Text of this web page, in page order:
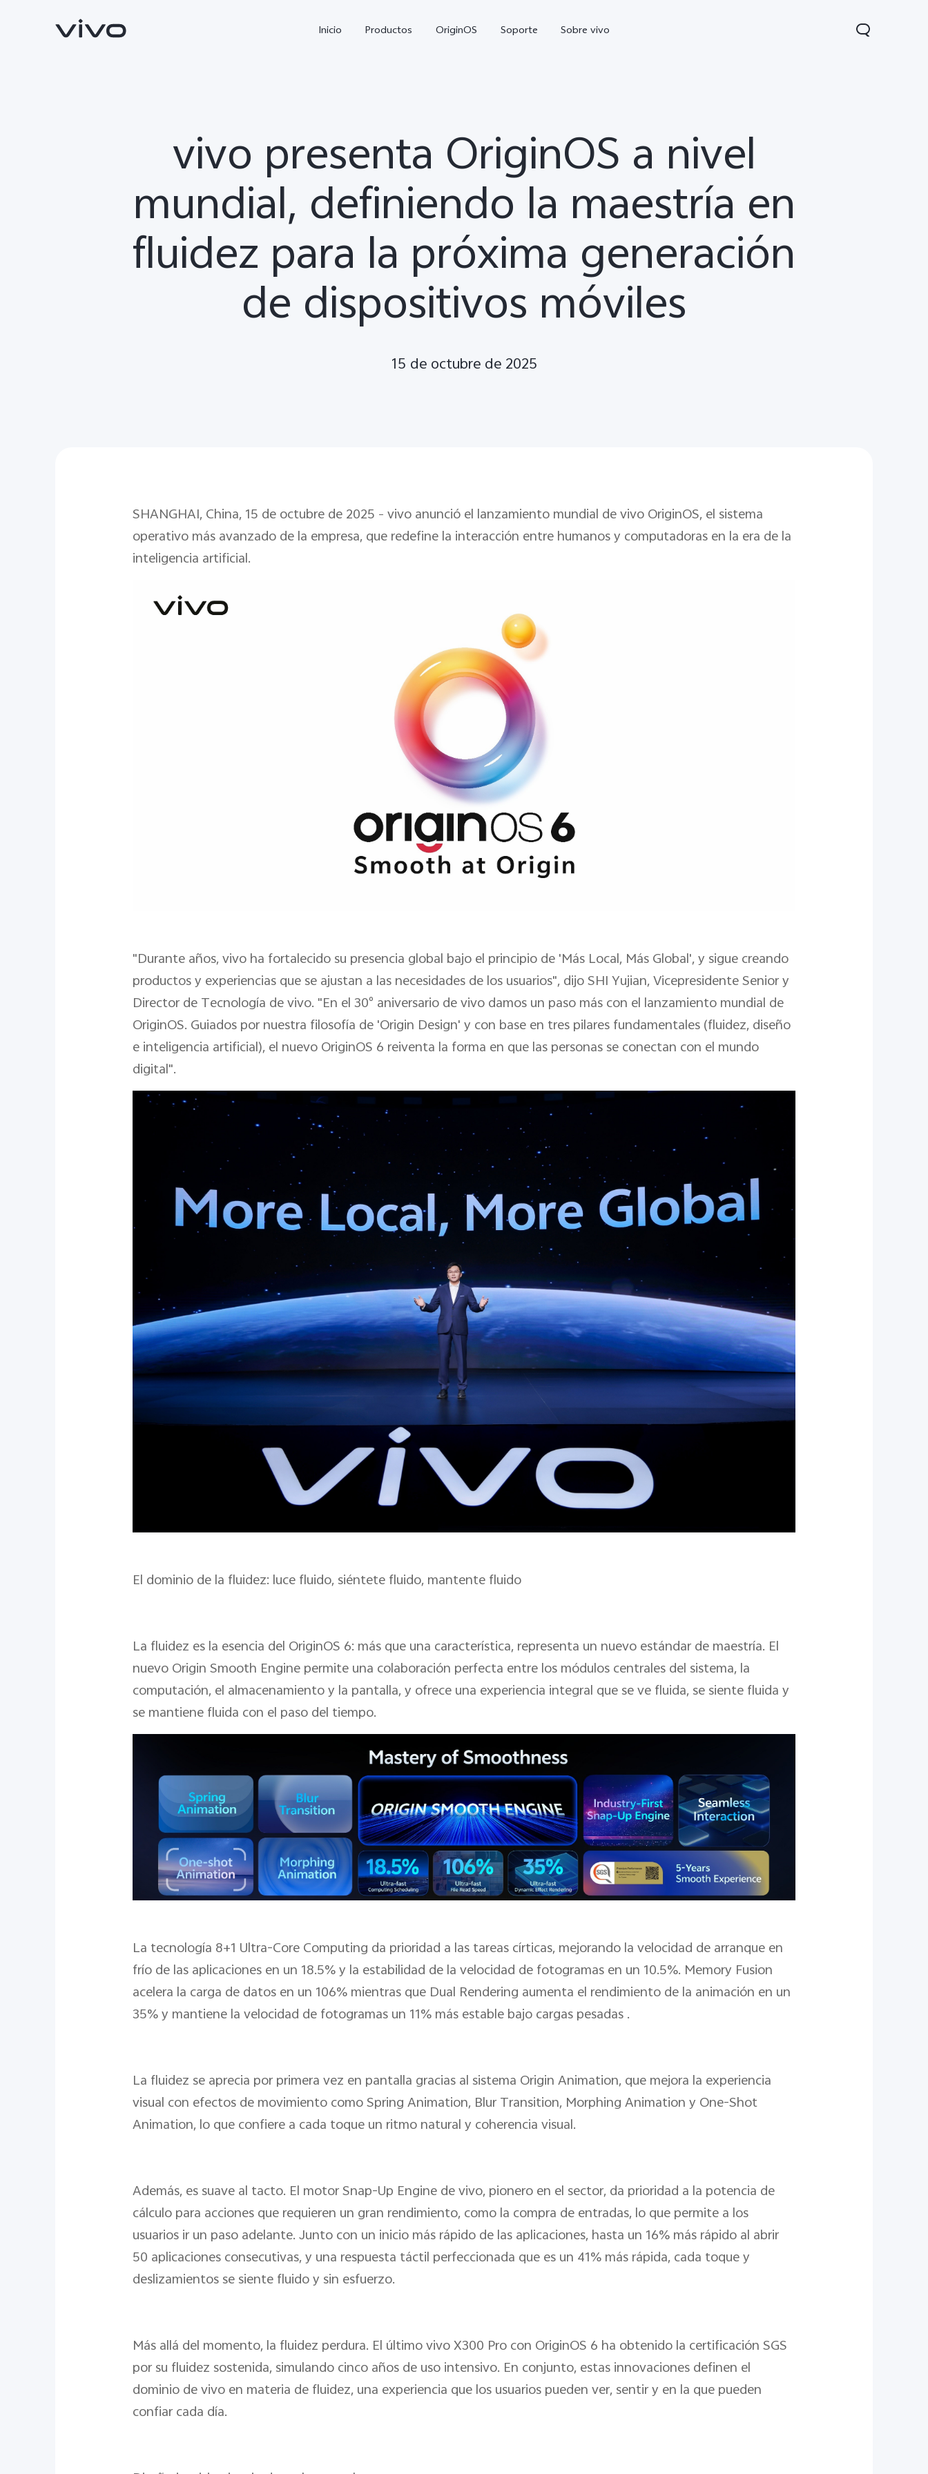
Inicio Productos OriginOS Soporte Sobre vivo
vivo presenta OriginOS a nivel
mundial, definiendo la maestría en
fluidez para la próxima generación
de dispositivos móviles
15 de octubre de 2025
SHANGHAI, China, 15 de octubre de 2025 – vivo anunció el lanzamiento mundial de vivo OriginOS, el sistema
operativo más avanzado de la empresa, que redefine la interacción entre humanos y computadoras en la era de la
inteligencia artificial.
"Durante años, vivo ha fortalecido su presencia global bajo el principio de 'Más Local, Más Global', y sigue creando
productos y experiencias que se ajustan a las necesidades de los usuarios", dijo SHI Yujian, Vicepresidente Senior y
Director de Tecnología de vivo. "En el 30° aniversario de vivo damos un paso más con el lanzamiento mundial de
OriginOS. Guiados por nuestra filosofía de 'Origin Design' y con base en tres pilares fundamentales (fluidez, diseño
e inteligencia artificial), el nuevo OriginOS 6 reiventa la forma en que las personas se conectan con el mundo
digital".
El dominio de la fluidez: luce fluido, siéntete fluido, mantente fluido
La fluidez es la esencia del OriginOS 6: más que una característica, representa un nuevo estándar de maestría. El
nuevo Origin Smooth Engine permite una colaboración perfecta entre los módulos centrales del sistema, la
computación, el almacenamiento y la pantalla, y ofrece una experiencia integral que se ve fluida, se siente fluida y
se mantiene fluida con el paso del tiempo.
La tecnología 8+1 Ultra-Core Computing da prioridad a las tareas círticas, mejorando la velocidad de arranque en
frío de las aplicaciones en un 18.5% y la estabilidad de la velocidad de fotogramas en un 10.5%. Memory Fusion
acelera la carga de datos en un 106% mientras que Dual Rendering aumenta el rendimiento de la animación en un
35% y mantiene la velocidad de fotogramas un 11% más estable bajo cargas pesadas .
La fluidez se aprecia por primera vez en pantalla gracias al sistema Origin Animation, que mejora la experiencia
visual con efectos de movimiento como Spring Animation, Blur Transition, Morphing Animation y One-Shot
Animation, lo que confiere a cada toque un ritmo natural y coherencia visual.
Además, es suave al tacto. El motor Snap-Up Engine de vivo, pionero en el sector, da prioridad a la potencia de
cálculo para acciones que requieren un gran rendimiento, como la compra de entradas, lo que permite a los
usuarios ir un paso adelante. Junto con un inicio más rápido de las aplicaciones, hasta un 16% más rápido al abrir
50 aplicaciones consecutivas, y una respuesta táctil perfeccionada que es un 41% más rápida, cada toque y
deslizamientos se siente fluido y sin esfuerzo.
Más allá del momento, la fluidez perdura. El último vivo X300 Pro con OriginOS 6 ha obtenido la certificación SGS
por su fluidez sostenida, simulando cinco años de uso intensivo. En conjunto, estas innovaciones definen el
dominio de vivo en materia de fluidez, una experiencia que los usuarios pueden ver, sentir y en la que pueden
confiar cada día.